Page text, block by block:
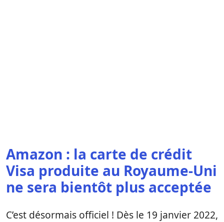
Amazon : la carte de crédit
Visa produite au Royaume-Uni
ne sera bientôt plus acceptée
C’est désormais officiel ! Dès le 19 janvier 2022,